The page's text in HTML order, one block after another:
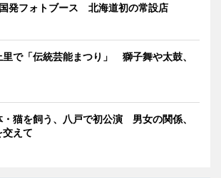
発フォトブース 北海道初の常設店
里で「伝統芸能まつり」 獅子舞や太鼓、
猫を飼う、八戸で初公演 男女の関係、
交えて